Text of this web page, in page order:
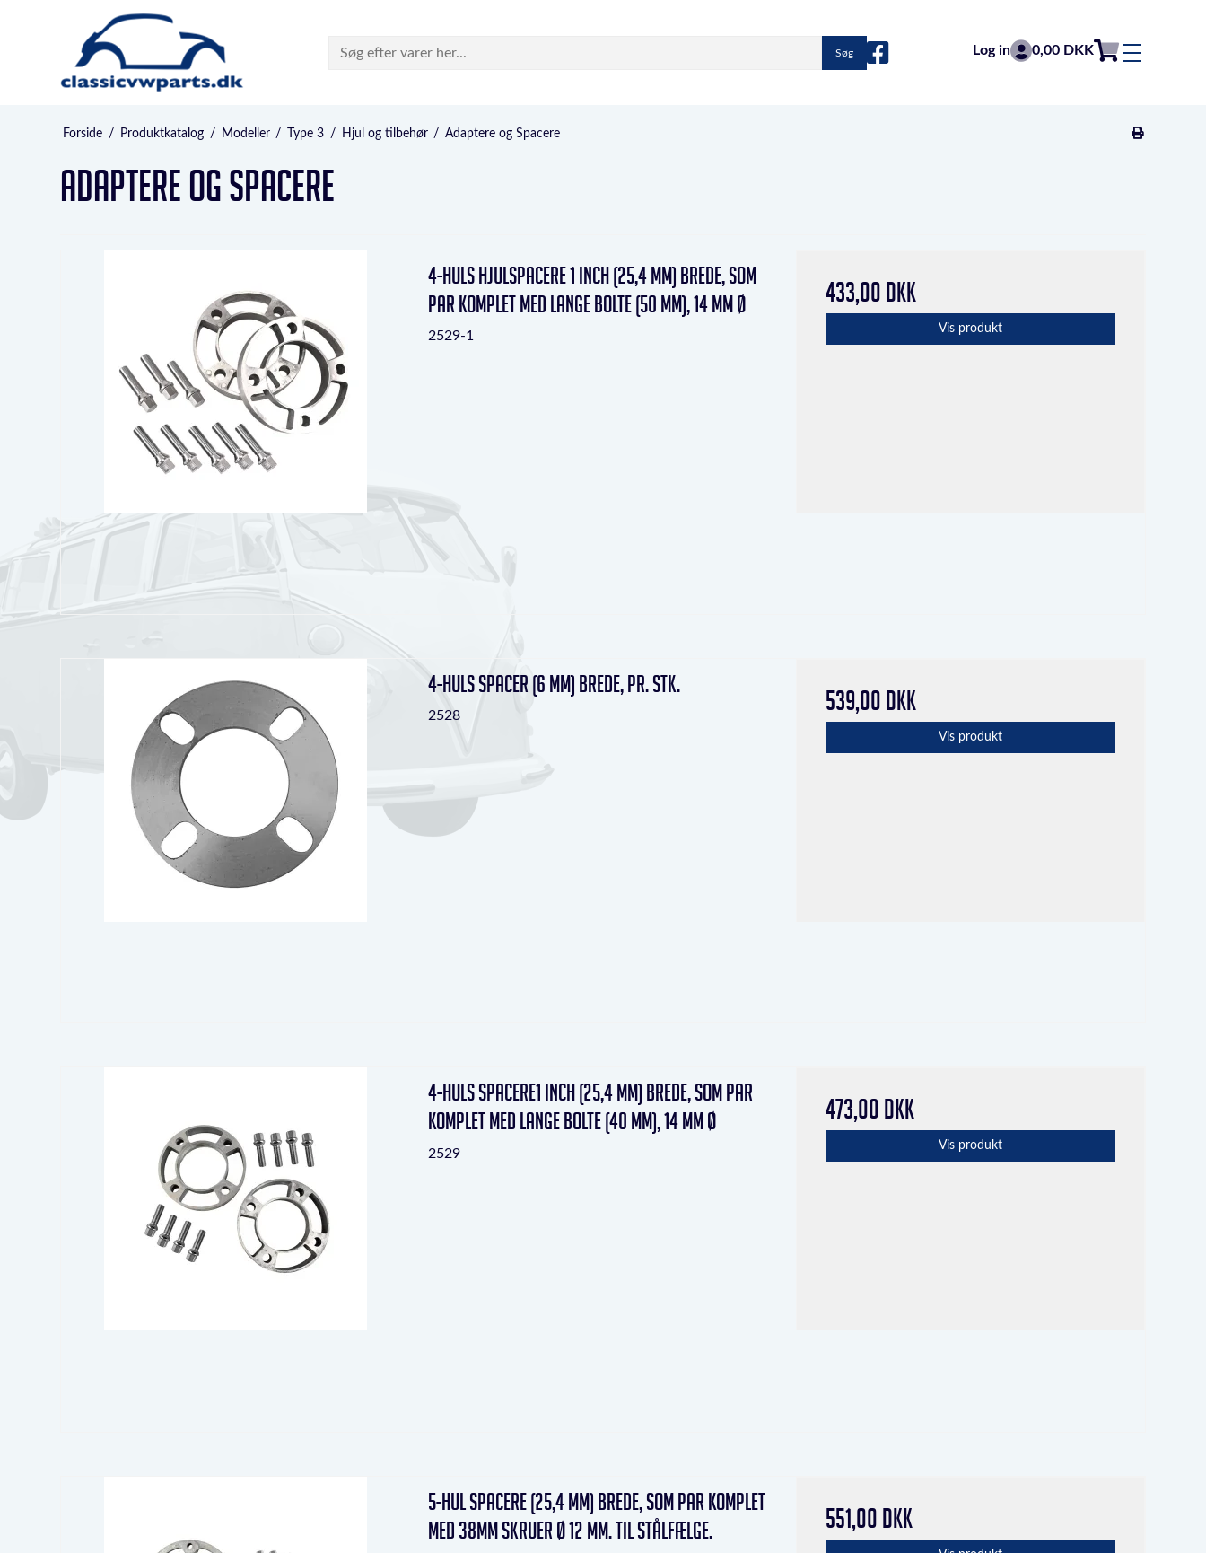
Søg Log in 0,00 DKK
Forside / Produktkatalog / Modeller / Type 3 / Hjul og tilbehør / Adaptere og Spacere
Adaptere og Spacere
4-huls hjulspacere 1 inch (25,4 mm) brede, som
par komplet med lange bolte (50 mm), 14 mm Ø
2529-1
433,00 DKK
Vis produkt
4-huls Spacer (6 mm) brede, pr. stk.
2528 539,00 DKK
Vis produkt
4-huls Spacere1 inch (25,4 mm) brede, som par
komplet med lange bolte (40 mm), 14 mm Ø
2529
473,00 DKK
Vis produkt
5-hul Spacere (25,4 mm) brede, som par komplet
med 38mm skruer Ø 12 mm. Til stålfælge.
551,00 DKK